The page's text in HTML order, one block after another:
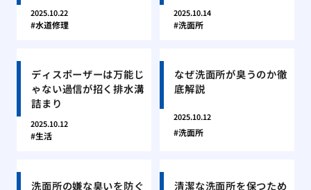
2025.10.22
水道修理
2025.10.14
洗面所
ディスポーザーは万能じ
ゃない過信が招く排水溝
詰まり
2025.10.12
生活
なぜ洗面所が臭うのか徹
底解説
2025.10.12
洗面所
洗面所の嫌な臭いを防ぐ
清潔な洗面所を保つため